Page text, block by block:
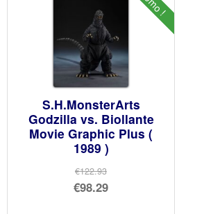
S.H.MonsterArts
Godzilla vs. Biollante
Movie Graphic Plus (
1989 )
€122.93
Le
€98.29